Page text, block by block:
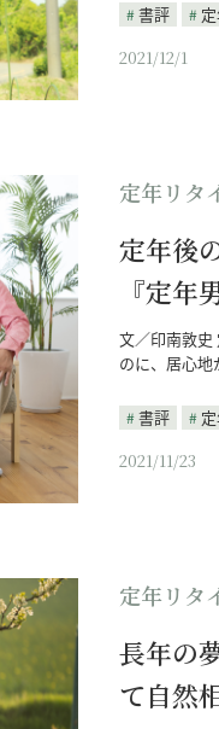
書評
2021/12/1
定年リタ
定年後
『定
文／印南敦史
のに、居心
書評
2021/11/23
定年リタ
長年の
て自然